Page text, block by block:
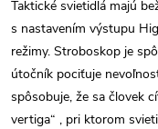
Taktické svietidlá majú
s nastavením výstupu
režimy. Stroboskop je
útočník pociťuje
spôsobuje, že sa človek
vertiga“ , pri ktorom